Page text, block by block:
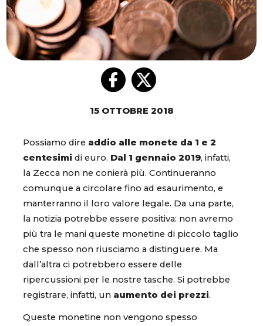
15 OTTOBRE 2018
Possiamo dire addio alle monete da 1 e 2
centesimi di euro. Dal 1 gennaio 2019, infatti,
la Zecca non ne conierà più. Continueranno
comunque a circolare fino ad esaurimento, e
manterranno il loro valore legale. Da una parte,
la notizia potrebbe essere positiva: non avremo
più tra le mani queste monetine di piccolo taglio
che spesso non riusciamo a distinguere. Ma
dall’altra ci potrebbero essere delle
ripercussioni per le nostre tasche. Si potrebbe
registrare, infatti, un aumento dei prezzi.
Queste monetine non vengono spesso